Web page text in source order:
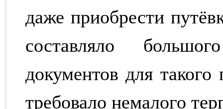
даже приобрести
составляло
документов для такого
требовало немалого